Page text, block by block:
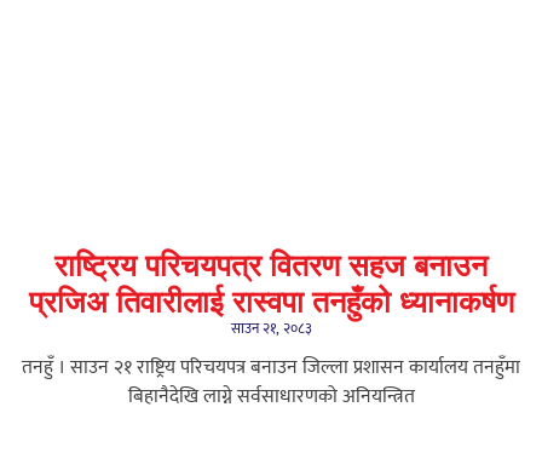
राष्ट्रिय परिचयपत्र वितरण सहज बनाउन
प्रजिअ तिवारीलाई रास्वपा तनहुँको ध्यानाकर्षण
साउन २१, २०८३
तनहुँ । साउन २१ राष्ट्रिय परिचयपत्र बनाउन जिल्ला प्रशासन कार्यालय तनहुँमा
बिहानैदेखि लाग्ने सर्वसाधारणको अनियन्त्रित